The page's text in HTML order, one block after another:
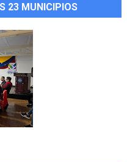
23 MUNICIPIOS